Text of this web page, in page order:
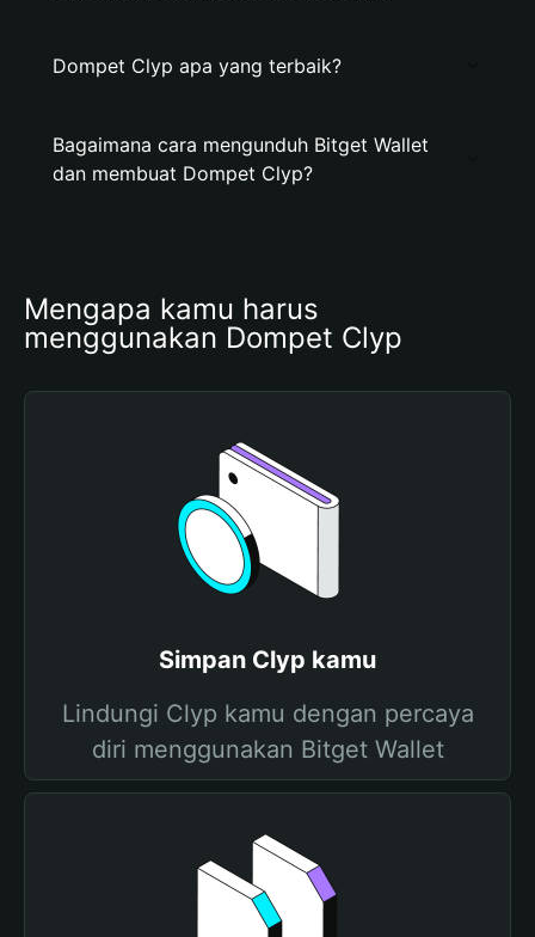
Dompet Clyp apa yang terbaik?
Bagaimana cara mengunduh Bitget Wallet
dan membuat Dompet Clyp?
Mengapa kamu harus
menggunakan Dompet Clyp
Simpan Clyp kamu
Lindungi Clyp kamu dengan percaya
diri menggunakan Bitget Wallet